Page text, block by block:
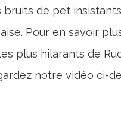
bruits de pet insistants
Pour en savoir
plus hilarants de
notre vidéo ci-